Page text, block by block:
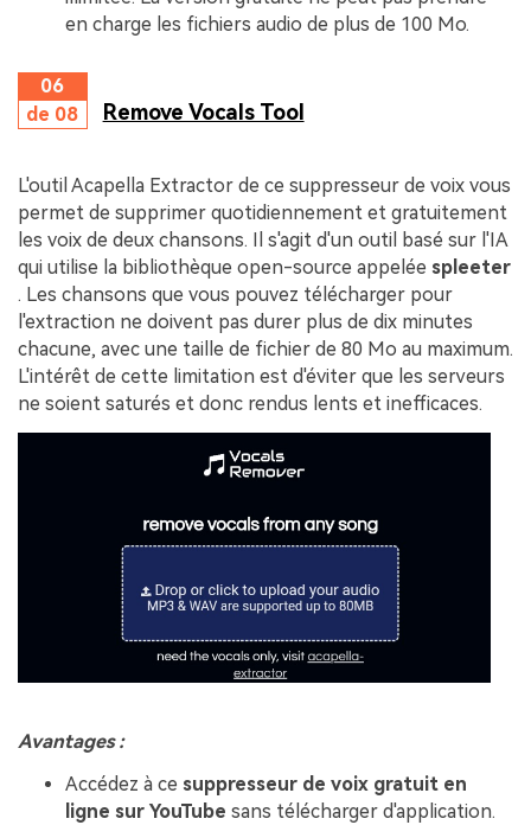
en charge les fichiers audio de plus de 100 Mo.
06
de 08
Remove Vocals Tool
L'outil Acapella Extractor de ce suppresseur de voix vous
permet de supprimer quotidiennement et gratuitement
les voix de deux chansons. Il s'agit d'un outil basé sur l'IA
qui utilise la bibliothèque open-source appelée spleeter
. Les chansons que vous pouvez télécharger pour
l'extraction ne doivent pas durer plus de dix minutes
chacune, avec une taille de fichier de 80 Mo au maximum.
L'intérêt de cette limitation est d'éviter que les serveurs
ne soient saturés et donc rendus lents et inefficaces.
Avantages :
Accédez à ce suppresseur de voix gratuit en
ligne sur YouTube sans télécharger d'application.